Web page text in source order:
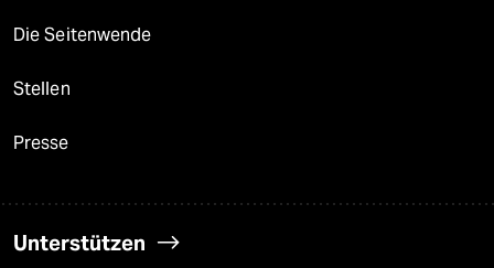
Die Seitenwende
Stellen
Presse
Unterstützen